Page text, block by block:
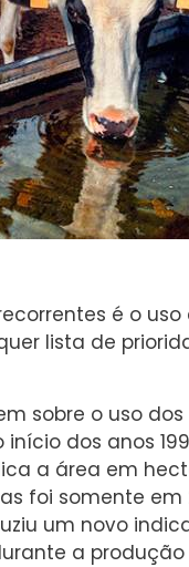
é o
lista de
sobre o uso
dos anos
a área em
foi somente em
um novo
a